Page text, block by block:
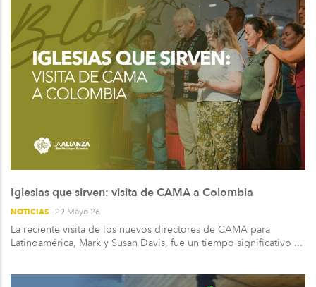
Iglesias que sirven: visita de CAMA a Colombia
NOTICIAS 29 Mayo 26
La reciente visita de los nuevos directores de CAMA para
Latinoamérica, Mark y Susan Davis, fue un tiempo significativo ...